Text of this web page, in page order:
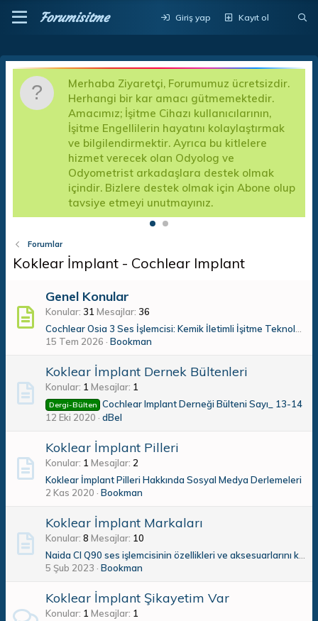
Forumisitme Giriş yap Kayıt ol
Merhaba Ziyaretçi, Forumumuz ücretsizdir.
Herhangi bir kar amacı gütmemektedir.
Amacımız; İşitme Cihazı kullanıcılarının,
İşitme Engellilerin hayatını kolaylaştırmak
ve bilgilendirmektir. Ayrıca bu kitlelere
hizmet verecek olan Odyolog ve
Odyometrist arkadaşlara destek olmak
içindir. Bizlere destek olmak için Abone olup
tavsiye etmeyi unutmayınız.
Forumlar
Koklear İmplant - Cochlear Implant
Genel Konular
Konular 31 Mesajlar 36
15 Tem 2026
Bookman
Koklear İmplant Dernek Bültenleri
Konular 1 Mesajlar 1
Dergi-Bülten
Cochlear Implant Derneği Bülteni Sayı_ 13-14
12 Eki 2020
dBel
Koklear İmplant Pilleri
Konular 1 Mesajlar 2
Koklear İmplant Pilleri Hakkında Sosyal Medya Derlemeleri
2 Kas 2020
Bookman
Koklear İmplant Markaları
Konular 8 Mesajlar 10
5 Şub 2023
Bookman
Koklear İmplant Şikayetim Var
Konular 1 Mesajlar 1